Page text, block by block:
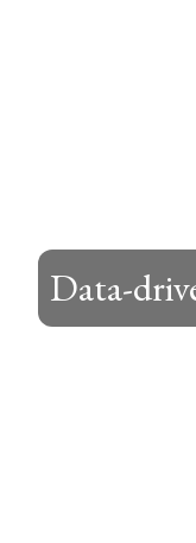
Data-